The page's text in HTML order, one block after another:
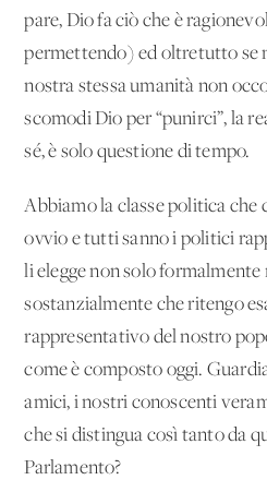
pare, Dio fa ciò che è
permettendo) ed oltretutto se
nostra stessa umanità non
scomodi Dio per “punirci”, la
sé, è solo questione di tempo.
Abbiamo la classe politica che
ovvio e tutti sanno i politici
li elegge non solo
sostanzialmente che ritengo
rappresentativo del nostro
come è composto oggi.
amici, i nostri conoscenti
che si distingua così tanto da
Parlamento?